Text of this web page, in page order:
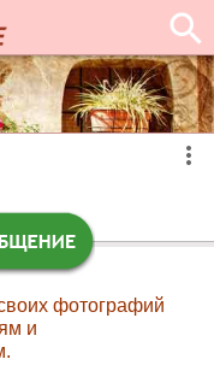
фотографий
и